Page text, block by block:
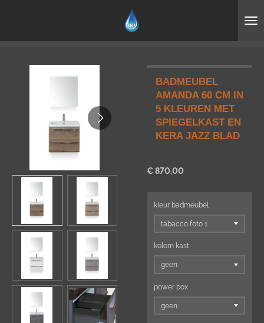
BADMEUBEL
AMANDA 60 CM IN
5 KLEUREN MET
SPIEGELKAST EN
KERA JAZZ BLAD
€ 870,00
kleur badmeubel
kolom kast
power box